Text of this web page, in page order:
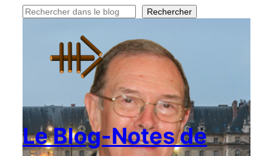
Rechercher Rechercher
Le Blog-Notes de